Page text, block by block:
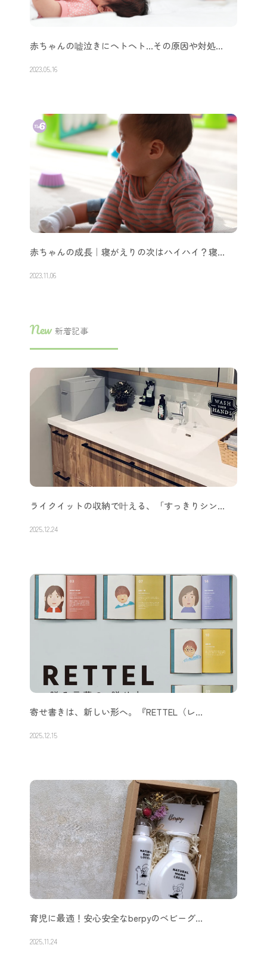
赤ちゃんの嘘泣きにヘトヘト…その原因や対処…
2023.05.16
赤ちゃんの成長｜寝がえりの次はハイハイ？寝…
2023.11.06
New 新着記事
ライクイットの収納で叶える、「すっきりシン…
2025.12.24
寄せ書きは、新しい形へ。『RETTEL（レ…
2025.12.15
育児に最適！安心安全なberpyのベビーグ…
2025.11.24